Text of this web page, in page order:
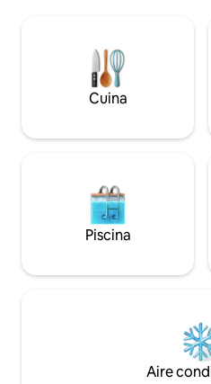
mercaderies: agradablement
amb un encant especial. Perfecte per a
parelles i per a qui busca
per descansar i relaxar-se.
Cuina
Piscina
Aire